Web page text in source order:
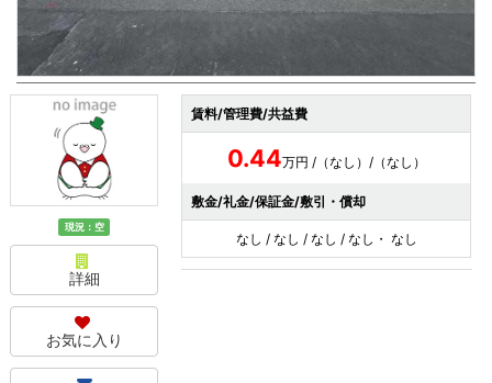
現況：空
詳細
お気に入り
賃料/管理費/共益費
0.44万円 /（なし）/（なし）
敷金/礼金/保証金/敷引・償却
なし / なし / なし / なし・ なし